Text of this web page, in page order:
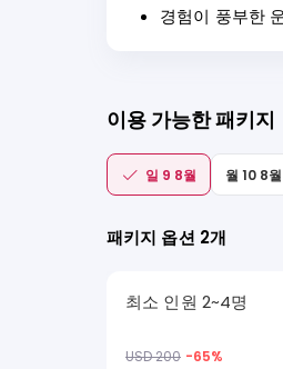
경험이 풍부한
이용 가능한 패키지
일 9 8월 월 10 8월
패키지 옵션 2개
최소 인원 2~4명
USD 200 -65%